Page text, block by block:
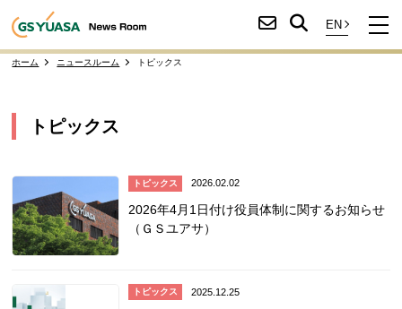
ホーム ニュースルーム トピックス
トピックス
トピックス 2026.02.02
2026年4月1日付け役員体制に関するお知らせ
（ＧＳユアサ）
トピックス 2025.12.25